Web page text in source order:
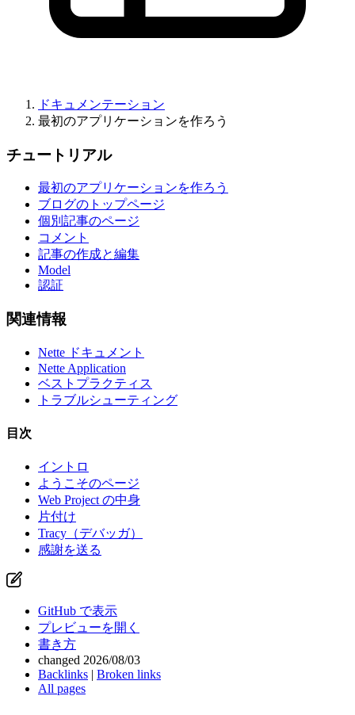
ドキュメンテーション
最初のアプリケーションを作ろう
チュートリアル
最初のアプリケーションを作ろう
ブログのトップページ
個別記事のページ
コメント
記事の作成と編集
Model
認証
関連情報
Nette ドキュメント
Nette Application
ベストプラクティス
トラブルシューティング
目次
イントロ
ようこそのページ
Web Project の中身
片付け
Tracy（デバッガ）
感謝を送る
GitHub で表示
プレビューを開く
書き方
changed 2026/08/03
Backlinks | Broken links
All pages